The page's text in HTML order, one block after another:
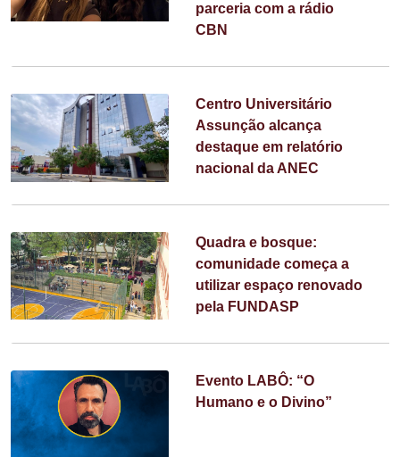
parceria com a rádio
CBN
Centro Universitário
Assunção alcança
destaque em relatório
nacional da ANEC
Quadra e bosque:
comunidade começa a
utilizar espaço renovado
pela FUNDASP
Evento LABÔ: “O
Humano e o Divino”